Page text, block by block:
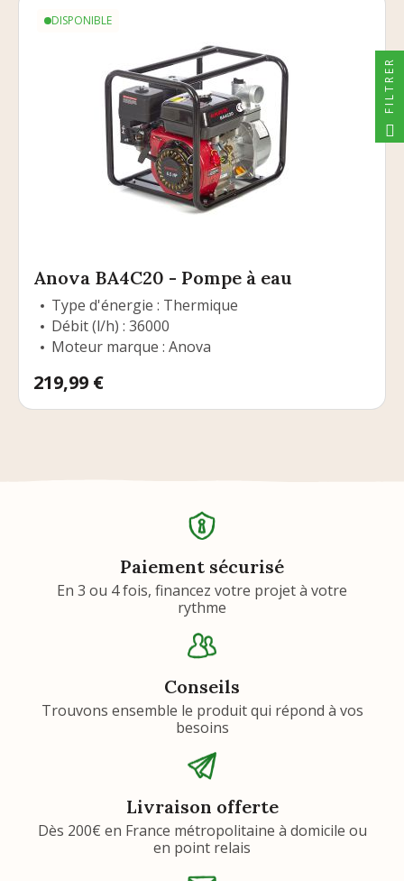
DISPONIBLE
Anova BA4C20 - Pompe à eau
Type d'énergie : Thermique
Débit (l/h) : 36000
Moteur marque : Anova
Prix
219,99 €
Paiement sécurisé
En 3 ou 4 fois, financez votre projet à votre
rythme
Conseils
Trouvons ensemble le produit qui répond à vos
besoins
Livraison offerte
Dès 200€ en France métropolitaine à domicile ou
en point relais
FILTRER